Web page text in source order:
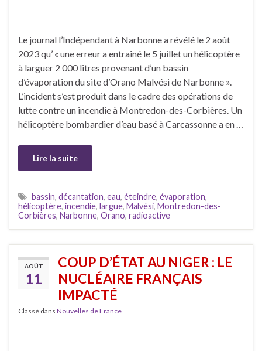
Le journal l’Indépendant à Narbonne a révélé le 2 août
2023 qu’ « une erreur a entraîné le 5 juillet un hélicoptère
à larguer 2 000 litres provenant d’un bassin
d’évaporation du site d’Orano Malvési de Narbonne ».
L’incident s’est produit dans le cadre des opérations de
lutte contre un incendie à Montredon-des-Corbières. Un
hélicoptère bombardier d’eau basé à Carcassonne a en …
Lire la suite
bassin, décantation, eau, éteindre, évaporation,
hélicoptère, incendie, largue, Malvési, Montredon-des-
Corbières, Narbonne, Orano, radioactive
AOÛT
11
COUP D’ÉTAT AU NIGER : LE
NUCLÉAIRE FRANÇAIS
IMPACTÉ
Classé dans Nouvelles de France